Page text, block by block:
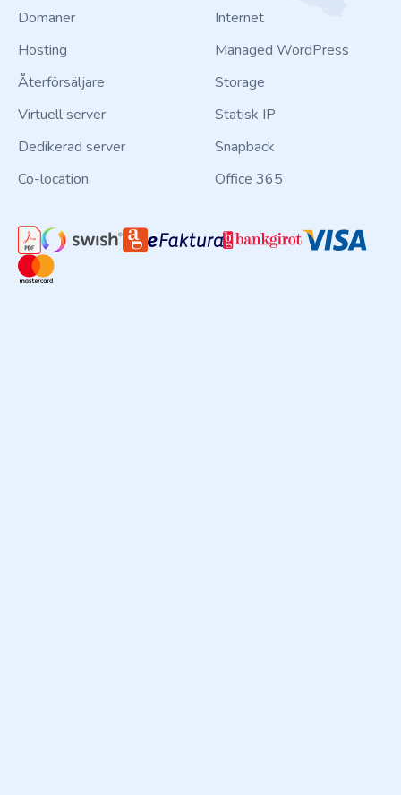
Domäner
Hosting
Återförsäljare
Virtuell server
Dedikerad server
Co-location
Internet
Managed WordPress
Storage
Statisk IP
Snapback
Office 365